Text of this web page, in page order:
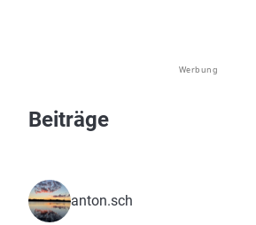
Werbung
Beiträge
anton.sch